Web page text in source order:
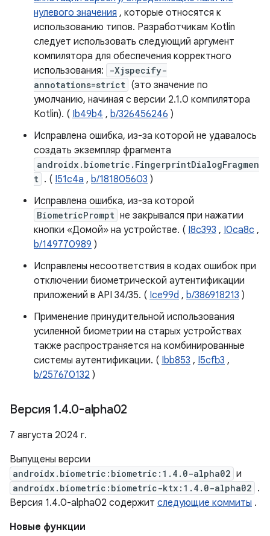
нулевого значения , которые относятся к
использованию типов. Разработчикам Kotlin
следует использовать следующий аргумент
компилятора для обеспечения корректного
использования:
-Xjspecify-
annotations=strict (это значение по
умолчанию, начиная с версии 2.1.0 компилятора
Kotlin). ( Ib49b4 , b/326456246 )
Исправлена ​​ошибка, из-за которой не удавалось
создать экземпляр фрагмента
androidx.biometric.FingerprintDialogFragmen
t . ( I51c4a , b/181805603 )
Исправлена ​​ошибка, из-за которой
BiometricPrompt не закрывался при нажатии
кнопки «Домой» на устройстве. ( I8c393 , I0ca8c ,
b/149770989 )
Исправлены несоответствия в кодах ошибок при
отключении биометрической аутентификации
приложений в API 34/35. ( Ice99d , b/386918213 )
Применение принудительной использования
усиленной биометрии на старых устройствах
также распространяется на комбинированные
системы аутентификации. ( Ibb853 , I5cfb3 ,
b/257670132 )
Версия 1.4.0-alpha02
7 августа 2024 г.
Выпущены версии
androidx.biometric:biometric:1.4.0-alpha02 и
androidx.biometric:biometric-ktx:1.4.0-alpha02 .
Версия 1.4.0-alpha02 содержит следующие коммиты .
Новые функции